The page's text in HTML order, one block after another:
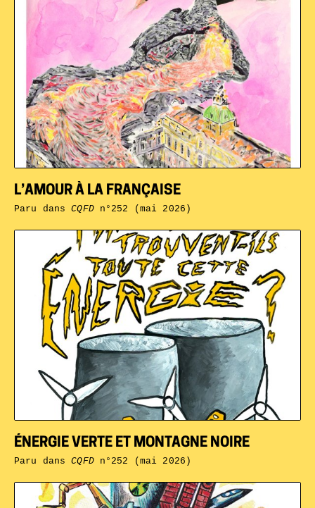
ÉNERGIE VERTE ET MONTAGNE NOIRE
Paru dansCQFDn°252 (mai 2026)
L’AMOUR À LA FRANÇAISE
Paru dansCQFDn°252 (mai 2026)